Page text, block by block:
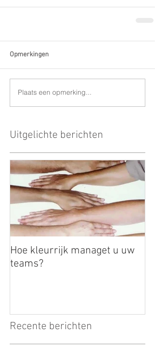
Opmerkingen
Plaats een opmerking...
Uitgelichte berichten
Hoe kleurrijk managet u uw
teams?
Recente berichten